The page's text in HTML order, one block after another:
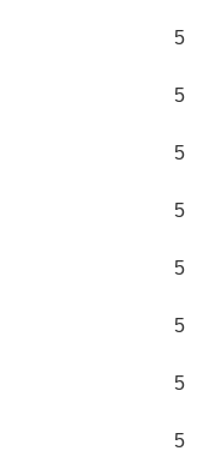
5
5
5
5
5
5
5
5